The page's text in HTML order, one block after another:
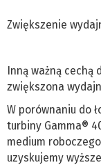
Zwiększenie
Inną ważną cechą
zwiększona
W porównaniu do
turbiny Gamma®
medium
uzyskujemy